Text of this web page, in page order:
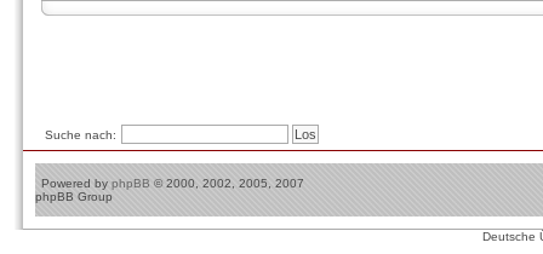
Suche nach:
Powered by phpBB © 2000, 2002, 2005, 2007
phpBB Group
Deutsche